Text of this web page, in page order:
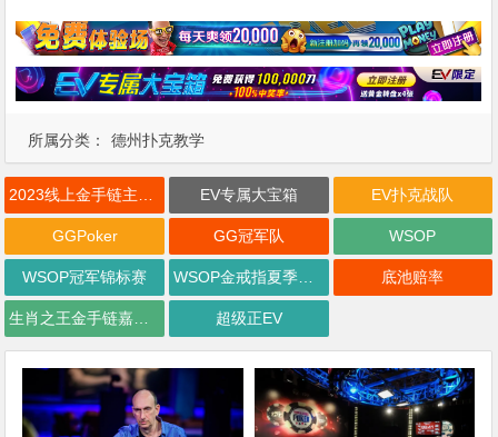
所属分类： 德州扑克教学
EV专属大宝箱 EV扑克战队
GGPoker GG冠军队 WSOP
WSOP冠军锦标赛 底池赔率
超级正EV